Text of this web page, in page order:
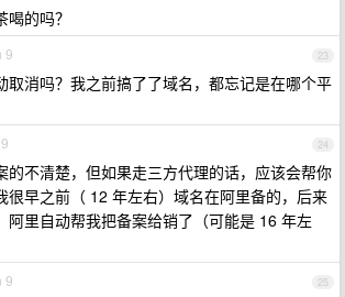
的吗？
23
9
取消吗？我之前搞了了域名，都忘记是在哪个平
24
的不清楚，但如果走三方代理的话，应该会帮你
很早之前（ 12 年左右）域名在阿里备的，后来
阿里自动帮我把备案给销了（可能是 16 年左
25
9